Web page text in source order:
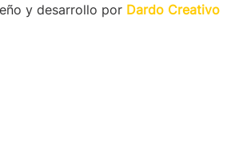
y desarrollo por Dardo Creativo